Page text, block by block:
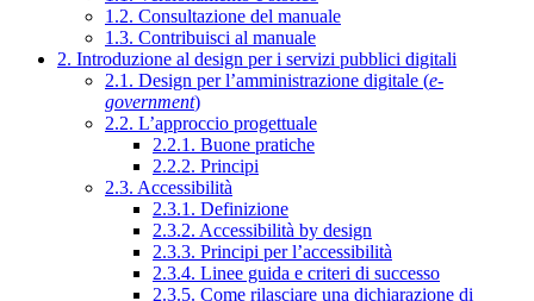
1.2. Consultazione del manuale
1.3. Contribuisci al manuale
2. Introduzione al design per i servizi pubblici digitali
2.1. Design per l’amministrazione digitale (e-
government)
2.2. L’approccio progettuale
2.2.1. Buone pratiche
2.2.2. Principi
2.3. Accessibilità
2.3.1. Definizione
2.3.2. Accessibilità by design
2.3.3. Principi per l’accessibilità
2.3.4. Linee guida e criteri di successo
2.3.5. Come rilasciare una dichiarazione di